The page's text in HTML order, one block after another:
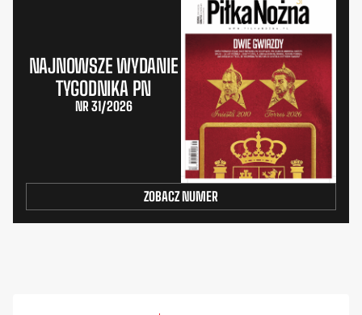
NAJNOWSZE WYDANIE
TYGODNIKA PN
NR 31/2026
ZOBACZ NUMER